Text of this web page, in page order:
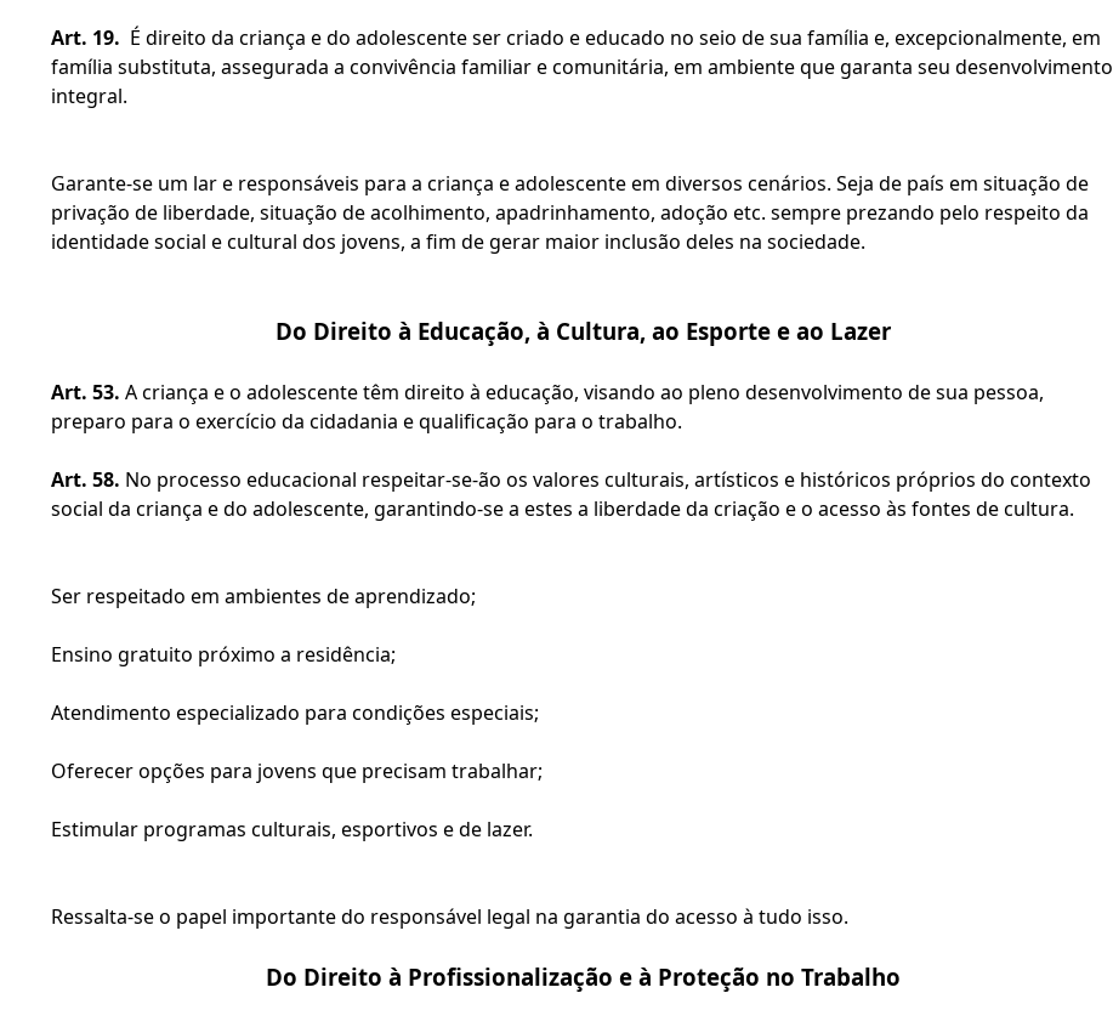
Art. 19. É direito da criança e do adolescente ser criado e educado no seio de sua família e, excepcionalmente, em
família substituta, assegurada a convivência familiar e comunitária, em ambiente que garanta seu desenvolvimento
integral.
Garante-se um lar e responsáveis para a criança e adolescente em diversos cenários. Seja de país em situação de
privação de liberdade, situação de acolhimento, apadrinhamento, adoção etc. sempre prezando pelo respeito da
identidade social e cultural dos jovens, a fim de gerar maior inclusão deles na sociedade.
Do Direito à Educação, à Cultura, ao Esporte e ao Lazer
Art. 53. A criança e o adolescente têm direito à educação, visando ao pleno desenvolvimento de sua pessoa,
preparo para o exercício da cidadania e qualificação para o trabalho.
Art. 58. No processo educacional respeitar-se-ão os valores culturais, artísticos e históricos próprios do contexto
social da criança e do adolescente, garantindo-se a estes a liberdade da criação e o acesso às fontes de cultura.
Ser respeitado em ambientes de aprendizado;
Ensino gratuito próximo a residência;
Atendimento especializado para condições especiais;
Oferecer opções para jovens que precisam trabalhar;
Estimular programas culturais, esportivos e de lazer.
Ressalta-se o papel importante do responsável legal na garantia do acesso à tudo isso.
Do Direito à Profissionalização e à Proteção no Trabalho